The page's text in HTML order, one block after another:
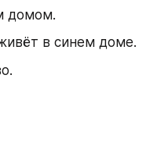
домом.
в синем доме.